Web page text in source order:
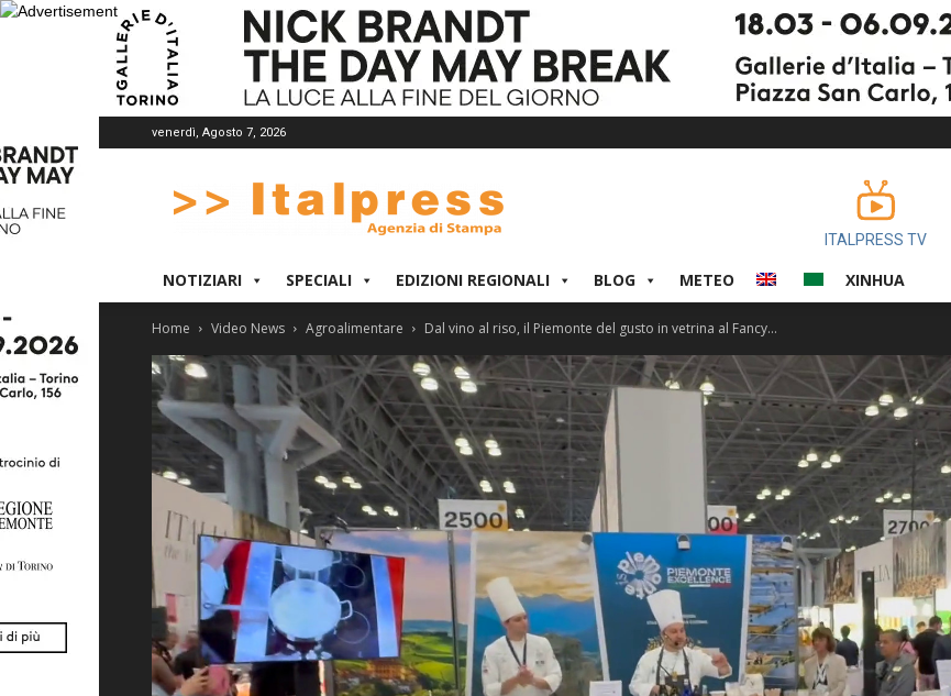
venerdì, Agosto 7, 2026
ITALPRESS TV
NOTIZIARI SPECIALI EDIZIONI REGIONALI BLOG METEO XINHUA
Home Video News Agroalimentare Dal vino al riso, il Piemonte del gusto in vetrina al Fancy...